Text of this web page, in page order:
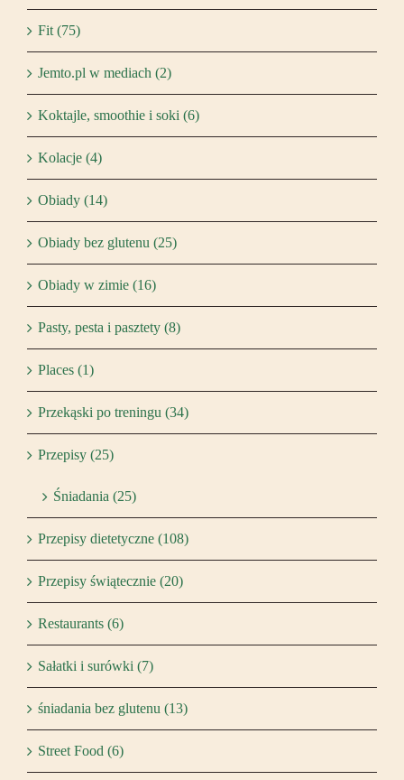
Fit (75)
Jemto.pl w mediach (2)
Koktajle, smoothie i soki (6)
Kolacje (4)
Obiady (14)
Obiady bez glutenu (25)
Obiady w zimie (16)
Pasty, pesta i pasztety (8)
Places (1)
Przekąski po treningu (34)
Przepisy (25)
Śniadania (25)
Przepisy dietetyczne (108)
Przepisy świątecznie (20)
Restaurants (6)
Sałatki i surówki (7)
śniadania bez glutenu (13)
Street Food (6)